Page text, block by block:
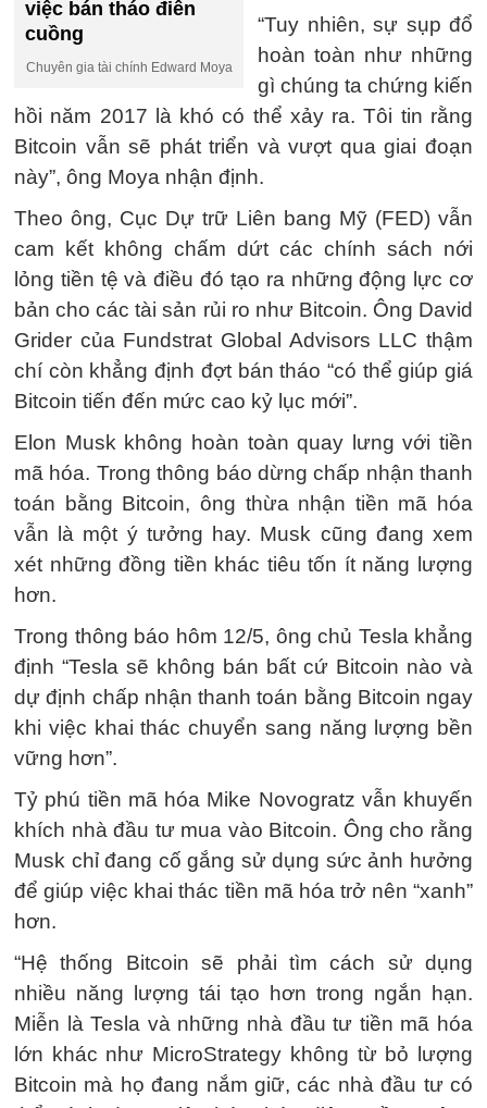
việc bán tháo điên
cuồng
Chuyên gia tài chính Edward Moya
“Tuy nhiên, sự sụp đổ
hoàn toàn như những
gì chúng ta chứng kiến
hồi năm 2017 là khó có thể xảy ra. Tôi tin rằng
Bitcoin vẫn sẽ phát triển và vượt qua giai đoạn
này”, ông Moya nhận định.
Theo ông, Cục Dự trữ Liên bang Mỹ (FED) vẫn
cam kết không chấm dứt các chính sách nới
lỏng tiền tệ và điều đó tạo ra những động lực cơ
bản cho các tài sản rủi ro như Bitcoin. Ông David
Grider của Fundstrat Global Advisors LLC thậm
chí còn khẳng định đợt bán tháo “có thể giúp giá
Bitcoin tiến đến mức cao kỷ lục mới”.
Elon Musk không hoàn toàn quay lưng với tiền
mã hóa. Trong thông báo dừng chấp nhận thanh
toán bằng Bitcoin, ông thừa nhận tiền mã hóa
vẫn là một ý tưởng hay. Musk cũng đang xem
xét những đồng tiền khác tiêu tốn ít năng lượng
hơn.
Trong thông báo hôm 12/5, ông chủ Tesla khẳng
định “Tesla sẽ không bán bất cứ Bitcoin nào và
dự định chấp nhận thanh toán bằng Bitcoin ngay
khi việc khai thác chuyển sang năng lượng bền
vững hơn”.
Tỷ phú tiền mã hóa Mike Novogratz vẫn khuyến
khích nhà đầu tư mua vào Bitcoin. Ông cho rằng
Musk chỉ đang cố gắng sử dụng sức ảnh hưởng
để giúp việc khai thác tiền mã hóa trở nên “xanh”
hơn.
“Hệ thống Bitcoin sẽ phải tìm cách sử dụng
nhiều năng lượng tái tạo hơn trong ngắn hạn.
Miễn là Tesla và những nhà đầu tư tiền mã hóa
lớn khác như MicroStrategy không từ bỏ lượng
Bitcoin mà họ đang nắm giữ, các nhà đầu tư có